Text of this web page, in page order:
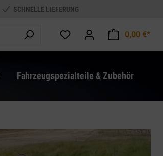
SCHNELLE LIEFERUNG
0,00 €*
Fahrzeugspezialteile & Zubehör